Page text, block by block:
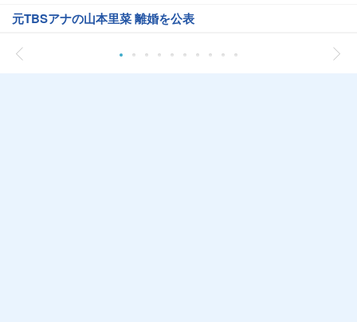
元TBSアナの山本里菜 離婚を公表